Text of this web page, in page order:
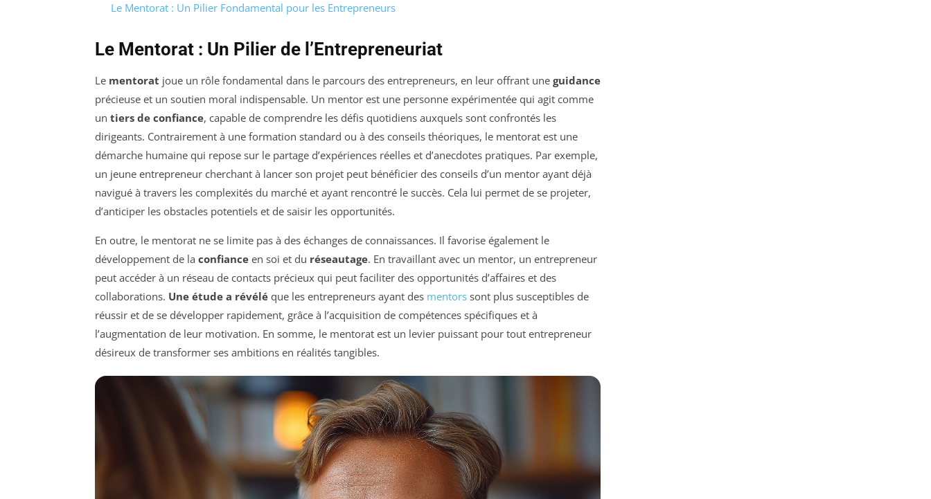
Le Mentorat : Un Pilier Fondamental pour les Entrepreneurs
Le Mentorat : Un Pilier de l’Entrepreneuriat
Le mentorat joue un rôle fondamental dans le parcours des entrepreneurs, en leur offrant une guidance
précieuse et un soutien moral indispensable. Un mentor est une personne expérimentée qui agit comme
un tiers de confiance, capable de comprendre les défis quotidiens auxquels sont confrontés les
dirigeants. Contrairement à une formation standard ou à des conseils théoriques, le mentorat est une
démarche humaine qui repose sur le partage d’expériences réelles et d’anecdotes pratiques. Par exemple,
un jeune entrepreneur cherchant à lancer son projet peut bénéficier des conseils d’un mentor ayant déjà
navigué à travers les complexités du marché et ayant rencontré le succès. Cela lui permet de se projeter,
d’anticiper les obstacles potentiels et de saisir les opportunités.
En outre, le mentorat ne se limite pas à des échanges de connaissances. Il favorise également le
développement de la confiance en soi et du réseautage. En travaillant avec un mentor, un entrepreneur
peut accéder à un réseau de contacts précieux qui peut faciliter des opportunités d’affaires et des
collaborations. Une étude a révélé que les entrepreneurs ayant des mentors sont plus susceptibles de
réussir et de se développer rapidement, grâce à l’acquisition de compétences spécifiques et à
l’augmentation de leur motivation. En somme, le mentorat est un levier puissant pour tout entrepreneur
désireux de transformer ses ambitions en réalités tangibles.